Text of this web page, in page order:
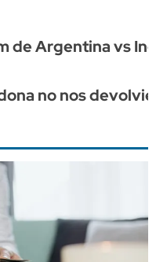
de Argentina vs
no nos